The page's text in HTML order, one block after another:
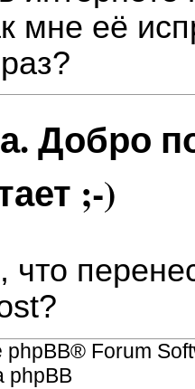
мне её
Добро
;-)
phpBB® Forum
phpBB